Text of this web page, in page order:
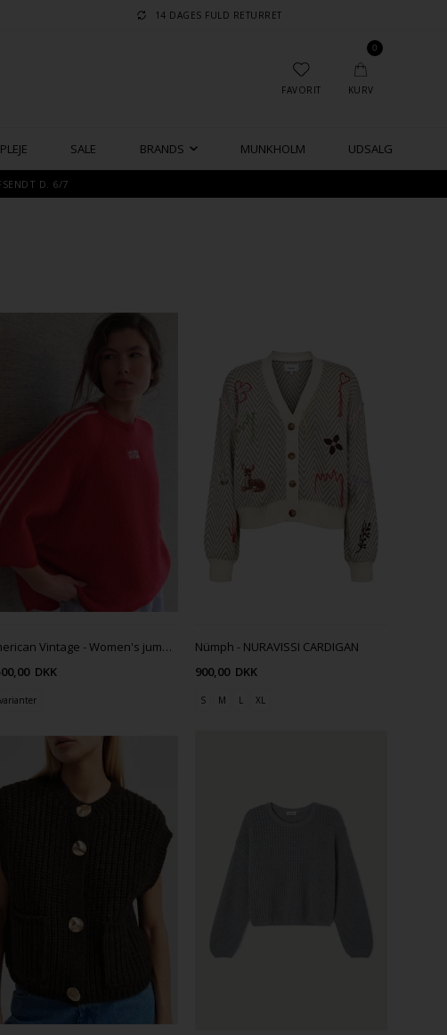
14 DAGES FULD RETURRET
FAVORIT
0
KURV
SALE BRANDS MUNKHOLM UDSALG
D. 6/7
American Vintage - Women's jumper Vitow - CHINA CARMINE
DKK
Nümph - NURAVISSI CARDIGAN
900,00 DKK
S M L XL